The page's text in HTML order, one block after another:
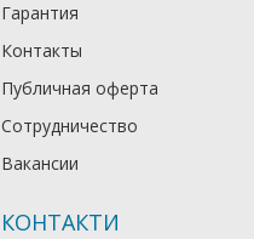
Гарантия
Контакты
Публичная оферта
Сотрудничество
Вакансии
КОНТАКТИ